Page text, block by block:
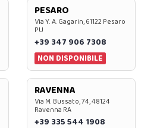
PESARO
Via Y. A. Gagarin, 61122 Pesaro
PU
+39 347 906 7308
NON DISPONIBILE
RAVENNA
Via M. Bussato, 74, 48124
Ravenna RA
+39 335 544 1908